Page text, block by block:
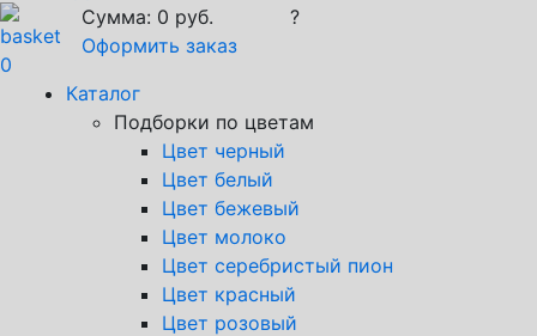
0
Сумма: 0 руб.
Оформить заказ
?
Каталог
Подборки по цветам
Цвет черный
Цвет белый
Цвет бежевый
Цвет молоко
Цвет серебристый пион
Цвет красный
Цвет розовый